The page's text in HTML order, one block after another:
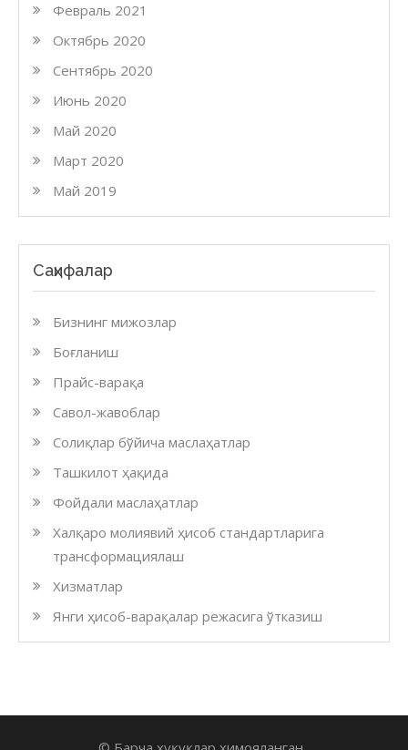
Февраль 2021
Октябрь 2020
Сентябрь 2020
Июнь 2020
Май 2020
Март 2020
Май 2019
Саҳифалар
Бизнинг мижозлар
Боғланиш
Прайс-варақа
Савол-жавоблар
Солиқлар бўйича маслаҳатлар
Ташкилот ҳақида
Фойдали маслаҳатлар
Халқаро молиявий ҳисоб стандартларига
трансформациялаш
Хизматлар
Янги ҳисоб-варақалар режасига ўтказиш